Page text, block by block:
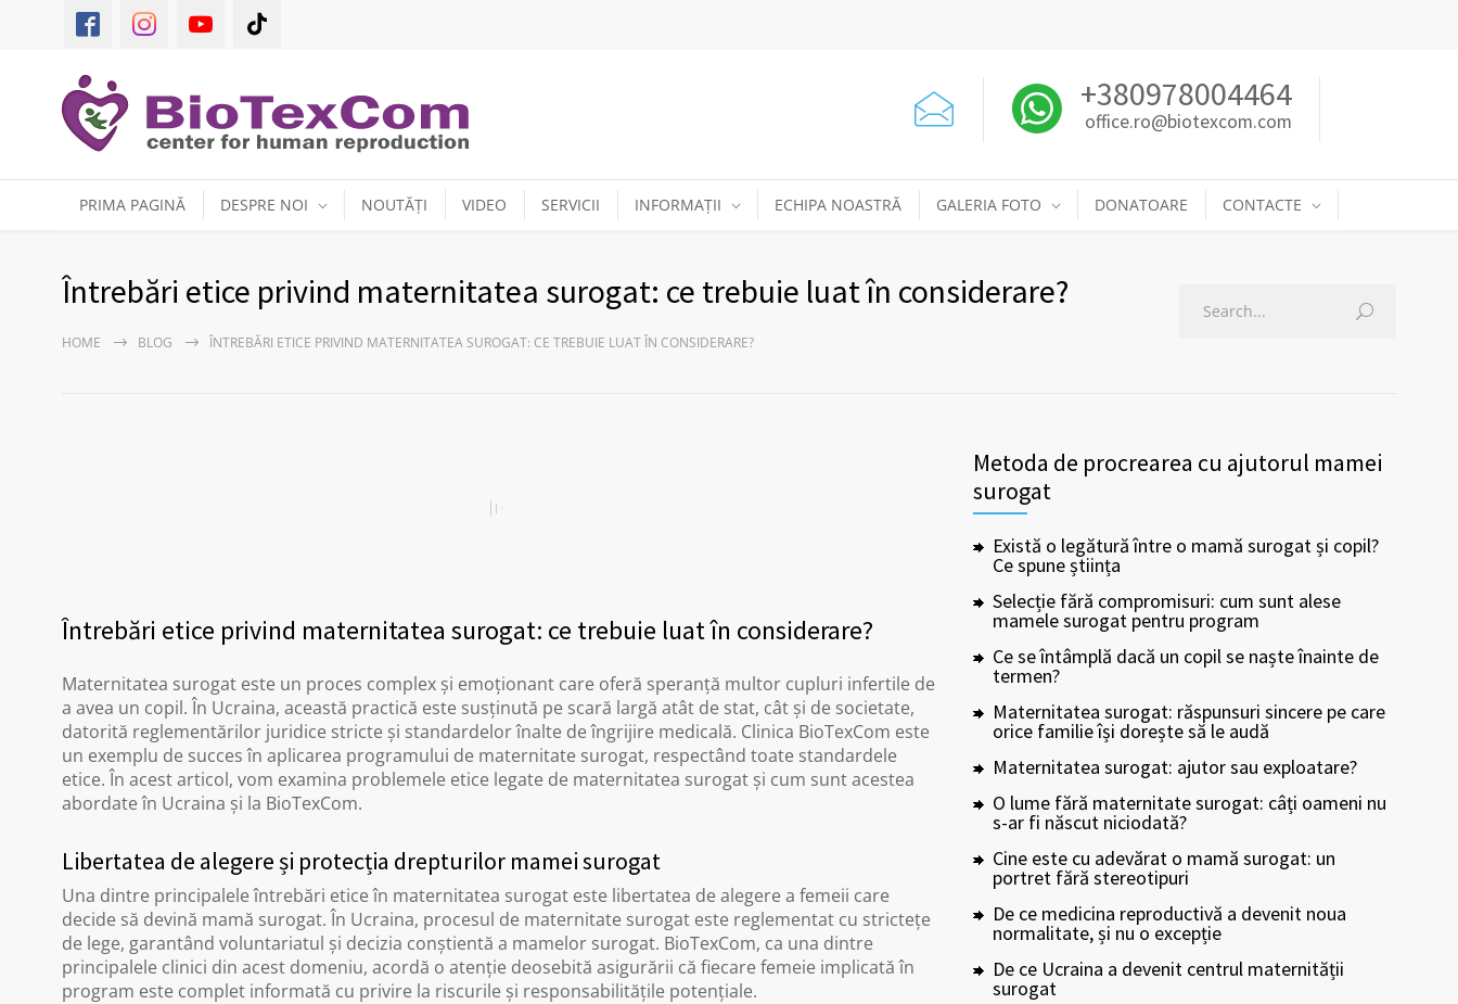
+380978004464
office.ro@biotexcom.com
PRIMA PAGINĂ DESPRE NOI NOUTĂȚI VIDEO SERVICII INFORMAȚII ECHIPA NOASTRĂ GALERIA FOTO DONATOARE CONTACTE
Întrebări etice privind maternitatea surogat: ce trebuie luat în considerare?
HOME BLOG ÎNTREBĂRI ETICE PRIVIND MATERNITATEA SUROGAT: CE TREBUIE LUAT ÎN CONSIDERARE?
Întrebări etice privind maternitatea surogat: ce trebuie luat în considerare?
Maternitatea surogat este un proces complex și emoționant care oferă speranță multor cupluri infertile de
a avea un copil. În Ucraina, această practică este susținută pe scară largă atât de stat, cât și de societate,
datorită reglementărilor juridice stricte și standardelor înalte de îngrijire medicală. Clinica BioTexCom este
un exemplu de succes în aplicarea programului de maternitate surogat, respectând toate standardele
etice. În acest articol, vom examina problemele etice legate de maternitatea surogat și cum sunt acestea
abordate în Ucraina și la BioTexCom.
Libertatea de alegere și protecția drepturilor mamei surogat
Una dintre principalele întrebări etice în maternitatea surogat este libertatea de alegere a femeii care
decide să devină mamă surogat. În Ucraina, procesul de maternitate surogat este reglementat cu strictețe
de lege, garantând voluntariatul și decizia conștientă a mamelor surogat. BioTexCom, ca una dintre
principalele clinici din acest domeniu, acordă o atenție deosebită asigurării că fiecare femeie implicată în
program este complet informată cu privire la riscurile și responsabilitățile potențiale.
Metoda de procrearea cu ajutorul mamei
surogat
Există o legătură între o mamă surogat și copil?
Ce spune știința
Selecție fără compromisuri: cum sunt alese
mamele surogat pentru program
Ce se întâmplă dacă un copil se naște înainte de
termen?
Maternitatea surogat: răspunsuri sincere pe care
orice familie își dorește să le audă
Maternitatea surogat: ajutor sau exploatare?
O lume fără maternitate surogat: câți oameni nu
s-ar fi născut niciodată?
Cine este cu adevărat o mamă surogat: un
portret fără stereotipuri
De ce medicina reproductivă a devenit noua
normalitate, și nu o excepție
De ce Ucraina a devenit centrul maternității
surogat